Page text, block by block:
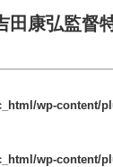
田康弘監督
wp-content/
wp-content/